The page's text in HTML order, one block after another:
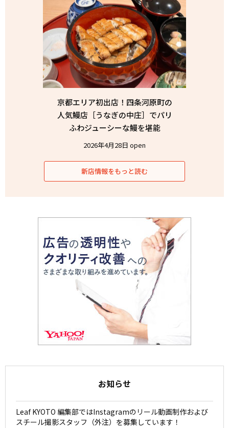
京都エリア初出店！四条河原町の
人気鰻店［うなぎの中庄］でパリ
ふわジューシーな鰻を堪能
2026年4月28日 open
新店情報をもっと読む
お知らせ
Leaf KYOTO 編集部ではInstagramのリール動画制作および
スチール撮影スタッフ（外注）を募集しています！